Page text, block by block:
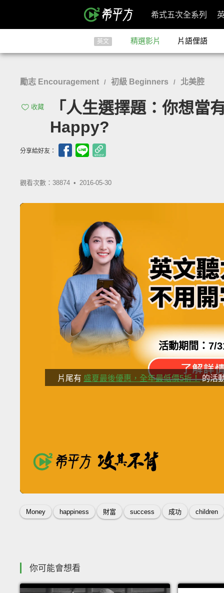
希式五次全系列
英文 精選影片 片語俚語
勵志 Encouragement / 初級 Beginners / 北美腔
收藏
「人生選擇題：你想
Happy?
分享給好友：
觀看次數：38874 • 2016-05-30
片尾有 盛夏最後優惠，全年最低價5折！的活
活動期間：7/
還在羨慕別人的一口流利的英文嗎
這個學英文的秘訣，讓你成為高手
Money happiness 財富 success 成功 children
你可能會想看